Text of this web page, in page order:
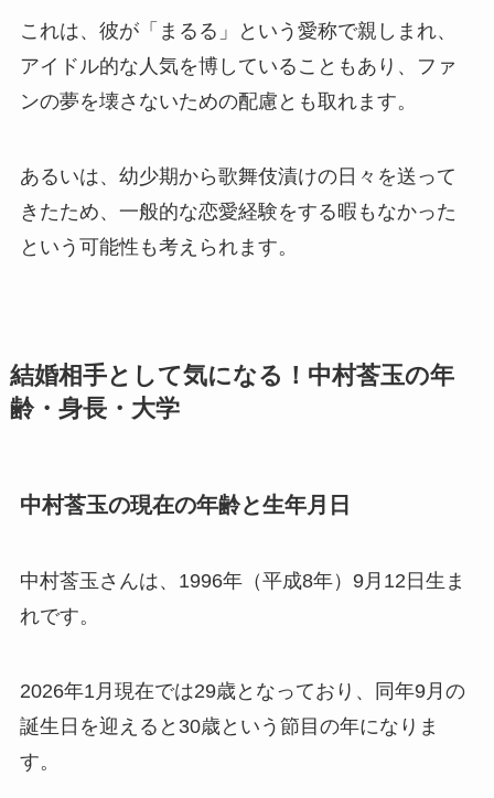
これは、彼が「まるる」という愛称で親しまれ、
アイドル的な人気を博していることもあり、ファ
ンの夢を壊さないための配慮とも取れます。
あるいは、幼少期から歌舞伎漬けの日々を送って
きたため、一般的な恋愛経験をする暇もなかった
という可能性も考えられます。
結婚相手として気になる！中村莟玉の年
齢・身長・大学
中村莟玉の現在の年齢と生年月日
中村莟玉さんは、1996年（平成8年）9月12日生ま
れです。
2026年1月現在では29歳となっており、同年9月の
誕生日を迎えると30歳という節目の年になりま
す。